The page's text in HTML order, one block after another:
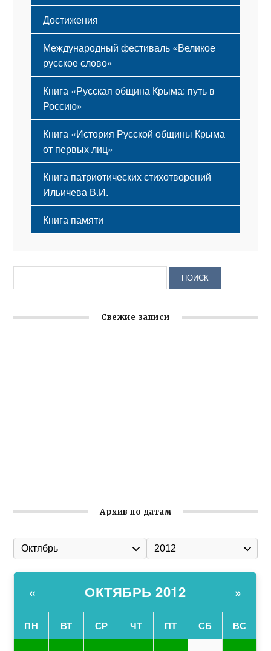
Достижения
Международный фестиваль «Великое
русское слово»
Книга «Русская община Крыма: путь в
Россию»
Книга «История Русской общины Крыма
от первых лиц»
Книга патриотических стихотворений
Ильичева В.И.
Книга памяти
Свежие записи
Архив по датам
« ОКТЯБРЬ 2012 »
ПН ВТ СР ЧТ ПТ СБ ВС